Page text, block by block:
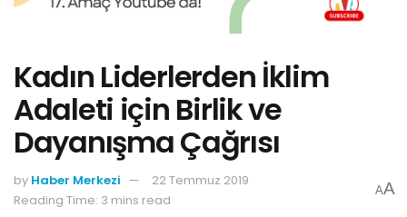
Kadın Liderlerden İklim
Adaleti için Birlik ve
Dayanışma Çağrısı
by Haber Merkezi
22 Temmuz 2019
Reading Time: 3 mins read
AA